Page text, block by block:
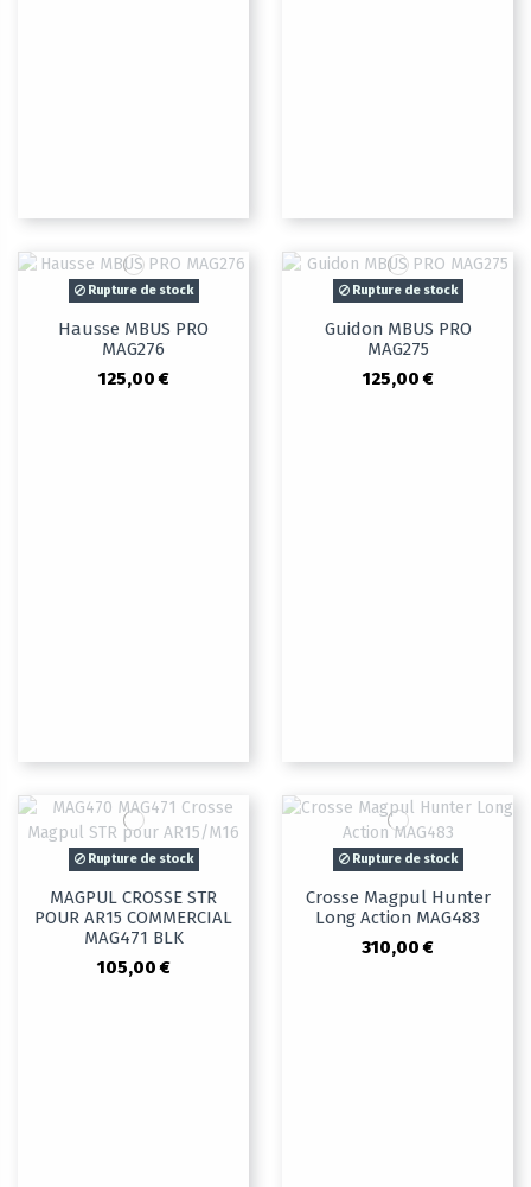
Rupture de stock
Hausse MBUS PRO
MAG276
125,00 €
Rupture de stock
Guidon MBUS PRO
MAG275
125,00 €
Rupture de stock
MAGPUL CROSSE STR
POUR AR15 COMMERCIAL
MAG471 BLK
105,00 €
Rupture de stock
Crosse Magpul Hunter
Long Action MAG483
310,00 €